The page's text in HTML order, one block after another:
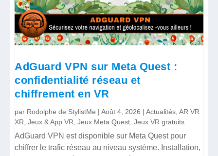
AdGuard VPN sur Meta Quest :
confidentialité réseau et
chiffrement en VR
par Rodolphe de StylistMe |Août 4, 2026 |Actualités,AR VR
XR,Jeux & App VR,Jeux Meta Quest,Jeux VR gratuits
AdGuard VPN est disponible sur Meta Quest pour
chiffrer le trafic réseau au niveau système. Installation,